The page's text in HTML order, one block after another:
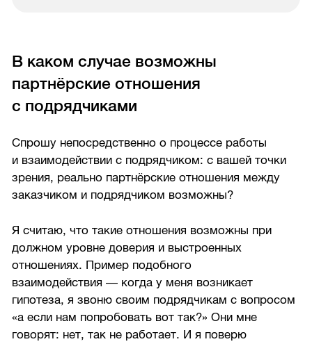
В каком случае возможны
партнёрские отношения
с подрядчиками
Спрошу непосредственно о процессе работы
и взаимодействии с подрядчиком: с вашей точки
зрения, реально партнёрские отношения между
заказчиком и подрядчиком возможны?
Я считаю, что такие отношения возможны при
должном уровне доверия и выстроенных
отношениях. Пример подобного
взаимодействия — когда у меня возникает
гипотеза, я звоню своим подрядчикам с вопросом
«а если нам попробовать вот так?» Они мне
говорят: нет, так не работает. И я поверю